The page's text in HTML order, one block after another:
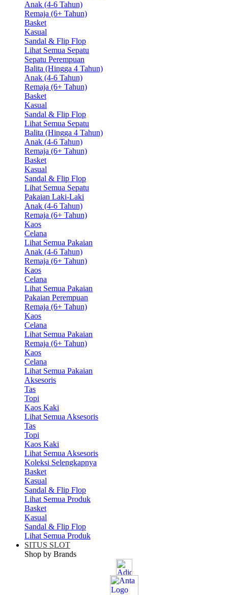
Anak (4-6 Tahun)
Remaja (6+ Tahun)
Basket
Kasual
Sandal & Flip Flop
Lihat Semua Sepatu
Sepatu Perempuan
Balita (Hingga 4 Tahun)
Anak (4-6 Tahun)
Remaja (6+ Tahun)
Basket
Kasual
Sandal & Flip Flop
Lihat Semua Sepatu
Balita (Hingga 4 Tahun)
Anak (4-6 Tahun)
Remaja (6+ Tahun)
Basket
Kasual
Sandal & Flip Flop
Lihat Semua Sepatu
Pakaian Laki-Laki
Anak (4-6 Tahun)
Remaja (6+ Tahun)
Kaos
Celana
Lihat Semua Pakaian
Anak (4-6 Tahun)
Remaja (6+ Tahun)
Kaos
Celana
Lihat Semua Pakaian
Pakaian Perempuan
Remaja (6+ Tahun)
Kaos
Celana
Lihat Semua Pakaian
Remaja (6+ Tahun)
Kaos
Celana
Lihat Semua Pakaian
Aksesoris
Tas
Topi
Kaos Kaki
Lihat Semua Aksesoris
Tas
Topi
Kaos Kaki
Lihat Semua Aksesoris
Koleksi Selengkapnya
Basket
Kasual
Sandal & Flip Flop
Lihat Semua Produk
Basket
Kasual
Sandal & Flip Flop
Lihat Semua Produk
SITUS SLOT
Shop by Brands